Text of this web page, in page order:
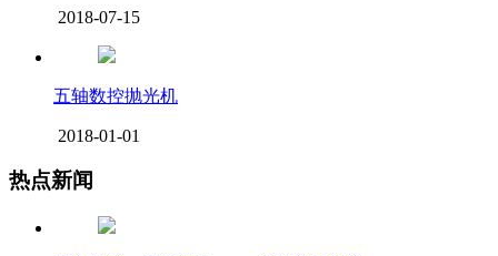
2018-07-15
五轴数控抛光机
2018-01-01
热点新闻